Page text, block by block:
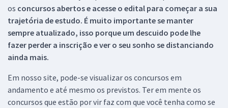
os concursos abertos e acesse o edital para começar a sua
trajetória de estudo. É muito importante se manter
sempre atualizado, isso porque um descuido pode lhe
fazer perder a inscrição e ver o seu sonho se distanciando
ainda mais.
Em nosso site, pode-se visualizar os concursos em
andamento e até mesmo os previstos. Ter em mente os
concursos que estão por vir faz com que você tenha como se